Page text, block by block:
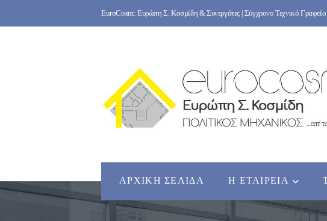
to
EuroCosm: Ευρώπη Σ. Κοσμίδη & Συνεργάτες | Σύγχρονο Τεχνικό Γραφείο
ΑΡΧΙΚΉ ΣΕΛΊΔΑ Η ΕΤΑΙΡΕΊΑ